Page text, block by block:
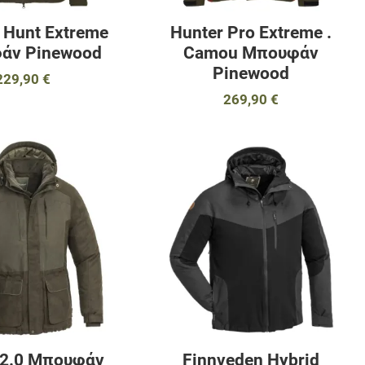
Extreme
Pinewood
€
Hunter Pro Extreme .
Camou Μπουφάν
Pinewood
269,90 €
Προσθήκη στα αγαπημένα
Προσθήκη για σύγκριση
Γρήγορη ματιά
Μπουφάν
Finnveden Hybrid